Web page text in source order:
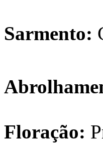
Sarmento:
Floração: